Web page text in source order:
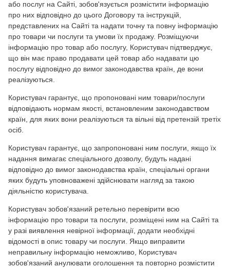
або послуг на Сайті, зобов'язується розмістити інформацію
про них відповідно до цього Договору та інструкцій,
представлених на Сайті та надати точну та повну інформацію
про товари чи послуги та умови їх продажу. Розміщуючи
інформацію про товар або послугу, Користувач підтверджує,
що він має право продавати цей товар або надавати цю
послугу відповідно до вимог законодавства країн, де вони
реалізуються.
Користувач гарантує, що пропоновані ним товари/послуги
відповідають нормам якості, встановленим законодавством
країн, для яких вони реалізуються та вільні від претензій третіх
осіб.
Користувач гарантує, що запропоновані ним послуги, якщо їх
надання вимагає спеціального дозволу, будуть надані
відповідно до вимог законодавства країн, спеціальні органи
яких будуть уповноважені здійснювати нагляд за такою
діяльністю користувача.
Користувач зобов'язаний ретельно перевірити всю
інформацію про товари та послуги, розміщені ним на Сайті та
у разі виявлення невірної інформації, додати необхідні
відомості в опис товару чи послуги. Якщо виправити
неправильну інформацію неможливо, Користувач
зобов'язаний анулювати оголошення та повторно розмістити